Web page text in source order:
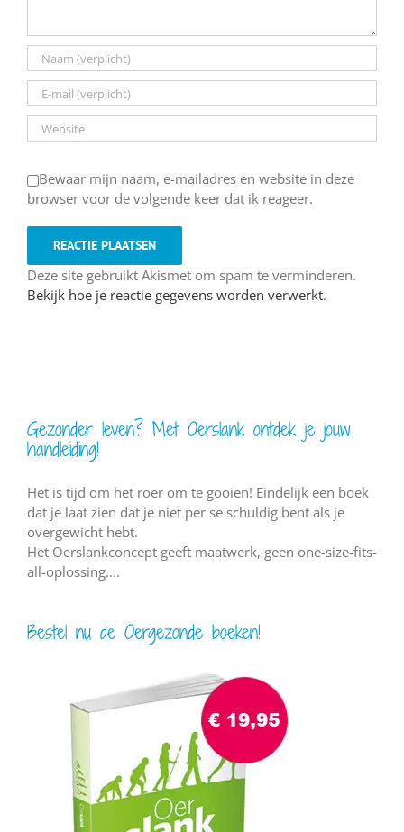
Bewaar mijn naam, e-mailadres en website in deze
browser voor de volgende keer dat ik reageer.
Deze site gebruikt Akismet om spam te verminderen.
Bekijk hoe je reactie gegevens worden verwerkt.
Gezonder leven? Met Oerslank ontdek je jouw
handleiding!
Het is tijd om het roer om te gooien! Eindelijk een boek
dat je laat zien dat je niet per se schuldig bent als je
overgewicht hebt.
Het Oerslankconcept geeft maatwerk, geen one-size-fits-
all-oplossing....
Bestel nu de Oergezonde boeken!